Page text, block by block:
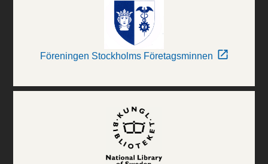
Föreningen Stockholms Företagsminnen